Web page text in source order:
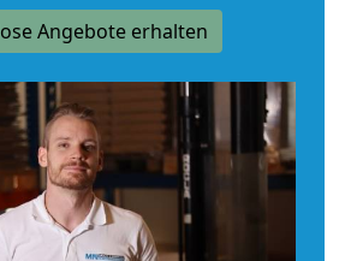
Angebote erhalten